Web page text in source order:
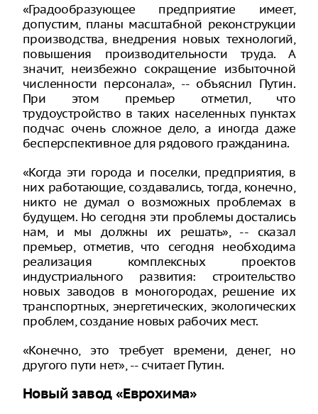
«Градообразующее предприятие имеет,
допустим, планы масштабной реконструкции
производства, внедрения новых технологий,
повышения производительности труда. А
значит, неизбежно сокращение избыточной
численности персонала», -- объяснил Путин.
При этом премьер отметил, что
трудоустройство в таких населенных пунктах
подчас очень сложное дело, а иногда даже
бесперспективное для рядового гражданина.
«Когда эти города и поселки, предприятия, в
них работающие, создавались, тогда, конечно,
никто не думал о возможных проблемах в
будущем. Но сегодня эти проблемы достались
нам, и мы должны их решать», -- сказал
премьер, отметив, что сегодня необходима
реализация комплексных проектов
индустриального развития: строительство
новых заводов в моногородах, решение их
транспортных, энергетических, экологических
проблем, создание новых рабочих мест.
«Конечно, это требует времени, денег, но
другого пути нет», -- считает Путин.
Новый завод «Еврохима»